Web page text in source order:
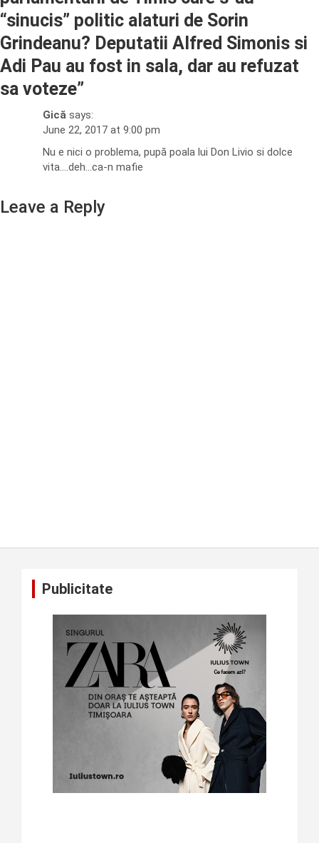
“sinucis” politic alaturi de Sorin
Grindeanu? Deputatii Alfred Simonis si
Adi Pau au fost in sala, dar au refuzat
sa voteze”
Gică says:
June 22, 2017 at 9:00 pm
Nu e nici o problema, pupă poala lui Don Livio si dolce
vita….deh…ca-n mafie
Leave a Reply
Publicitate